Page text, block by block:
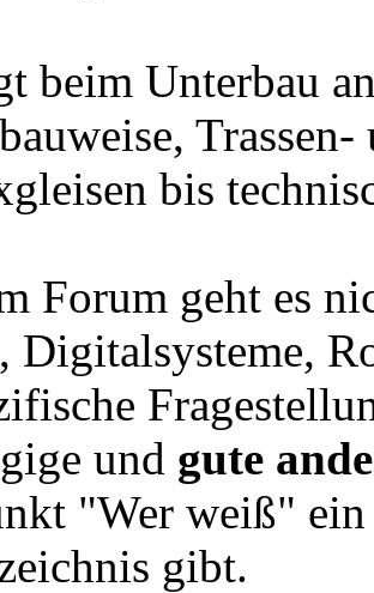
beim Unterbau
bis
Forum geht es
Digitalsysteme,
und gute
"Wer weiß" ein
gibt.